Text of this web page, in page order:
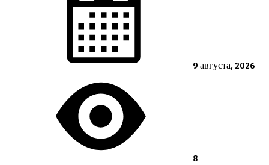
9 августа, 2026
8